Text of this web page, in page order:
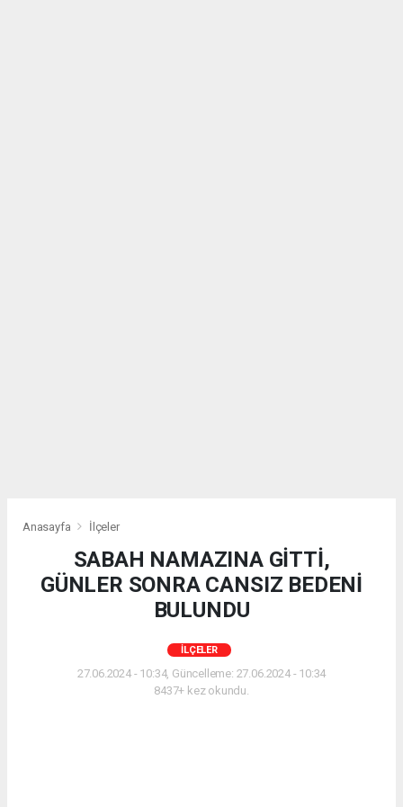
Anasayfa İlçeler
SABAH NAMAZINA GİTTİ,
GÜNLER SONRA CANSIZ BEDENİ
BULUNDU
İLÇELER
27.06.2024 - 10:34, Güncelleme: 27.06.2024 - 10:34
8437+ kez okundu.